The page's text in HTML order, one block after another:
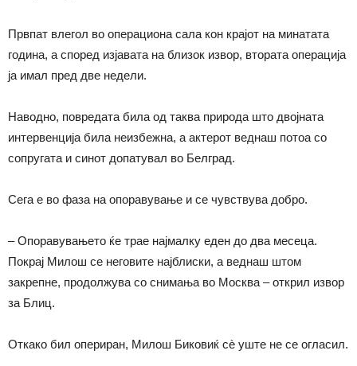
Првпат влегол во операциона сала кон крајот на минатата
година, а според изјавата на близок извор, втората операција
ја имал пред две недели.
Наводно, повредата била од таква природа што двојната
интервенција била неизбежна, а актерот веднаш потоа со
сопругата и синот допатувал во Белград.
Сега е во фаза на опоравување и се чувствува добро.
– Опоравувањето ќе трае најмалку еден до два месеца.
Покрај Милош се неговите најблиски, а веднаш штом
закрепне, продолжува со снимања во Москва – открил извор
за Блиц.
Откако бил опериран, Милош Биковиќ сè уште не се огласил.